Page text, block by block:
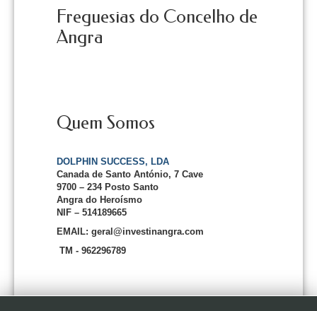
Freguesias do Concelho de
Angra
Quem Somos
DOLPHIN SUCCESS, LDA
Canada de Santo António, 7 Cave
9700 – 234 Posto Santo
Angra do Heroísmo
NIF – 514189665
EMAIL: geral@investinangra.com
TM - 962296789